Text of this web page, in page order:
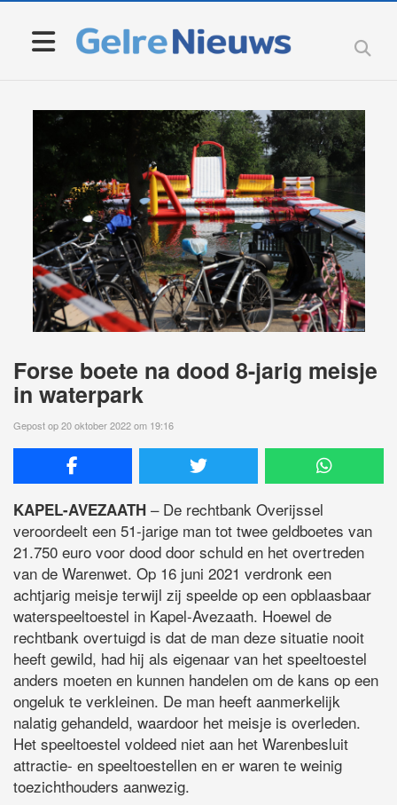
Forse boete na dood 8-jarig meisje
in waterpark
Gepost op 20 oktober 2022 om 19:16
KAPEL-AVEZAATH – De rechtbank Overijssel
veroordeelt een 51-jarige man tot twee geldboetes van
21.750 euro voor dood door schuld en het overtreden
van de Warenwet. Op 16 juni 2021 verdronk een
achtjarig meisje terwijl zij speelde op een opblaasbaar
waterspeeltoestel in Kapel-Avezaath. Hoewel de
rechtbank overtuigd is dat de man deze situatie nooit
heeft gewild, had hij als eigenaar van het speeltoestel
anders moeten en kunnen handelen om de kans op een
ongeluk te verkleinen. De man heeft aanmerkelijk
nalatig gehandeld, waardoor het meisje is overleden.
Het speeltoestel voldeed niet aan het Warenbesluit
attractie- en speeltoestellen en er waren te weinig
toezichthouders aanwezig.